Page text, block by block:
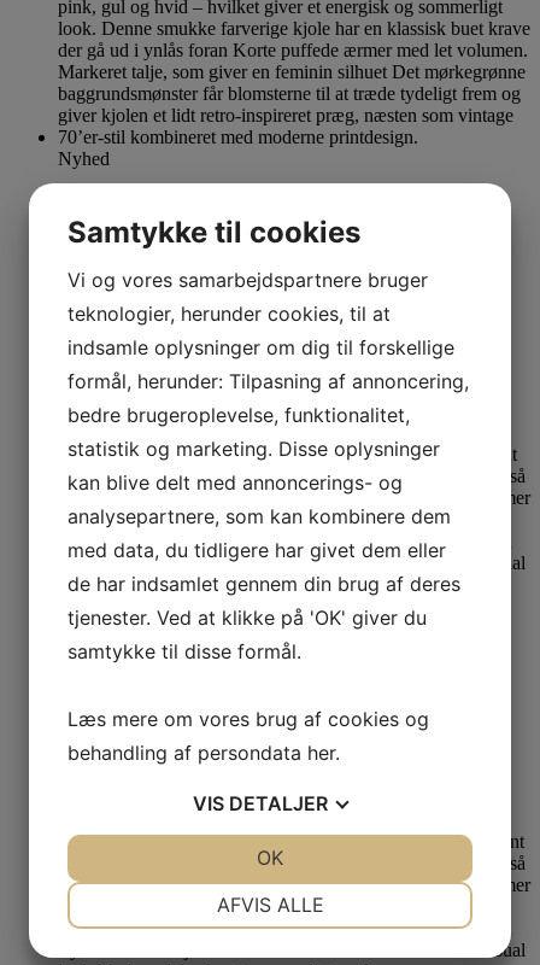
Nyhed
Se produktDette vare har flere varianter. Mulighederne kan
Margot Kjole Menta Mightyhigh
1.299,00 kr.
Nyhed
Se produktDette vare har flere varianter. Mulighederne kan
vælges på varesiden
M L XL XXL
Samtykke til cookies
Vi og vores samarbejdspartnere bruger
teknologier, herunder cookies, til at
indsamle oplysninger om dig til forskellige
formål, herunder: Tilpasning af annoncering,
bedre brugeroplevelse, funktionalitet,
statistik og marketing. Disse oplysninger
kan blive delt med annoncerings- og
analysepartnere, som kan kombinere dem
med data, du tidligere har givet dem eller
de har indsamlet gennem din brug af deres
tjenester. Ved at klikke på 'OK' giver du
samtykke til disse formål.
Læs mere om vores brug af cookies og
behandling af persondata her.
VIS DETALJER
AFVIS ALLE
OK